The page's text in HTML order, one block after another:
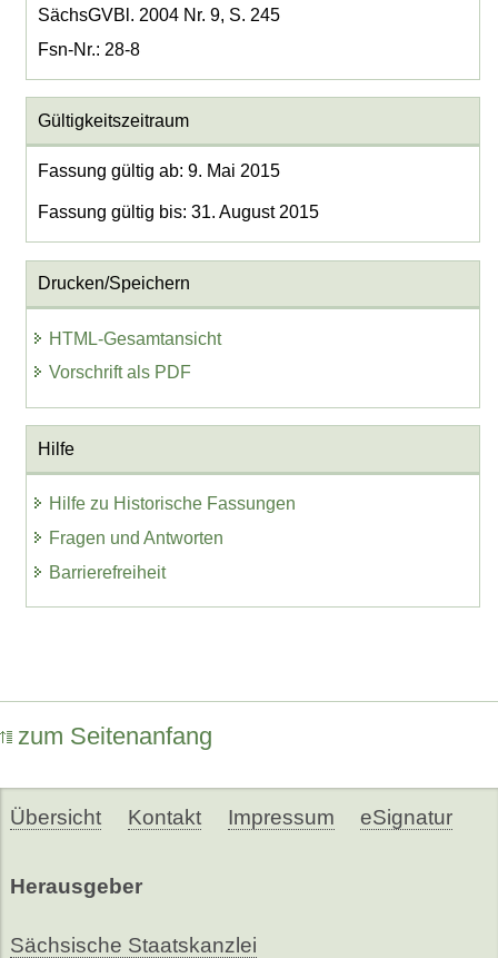
SächsGVBl. 2004 Nr. 9, S. 245
Fsn-Nr.: 28-8
Gültigkeitszeitraum
Fassung gültig ab: 9. Mai 2015
Fassung gültig bis: 31. August 2015
Drucken/Speichern
HTML-Gesamtansicht
Vorschrift als PDF
Hilfe
Hilfe zu Historische Fassungen
Fragen und Antworten
Barrierefreiheit
zum Seitenanfang
Übersicht Kontakt Impressum eSignatur
Herausgeber
Sächsische Staatskanzlei